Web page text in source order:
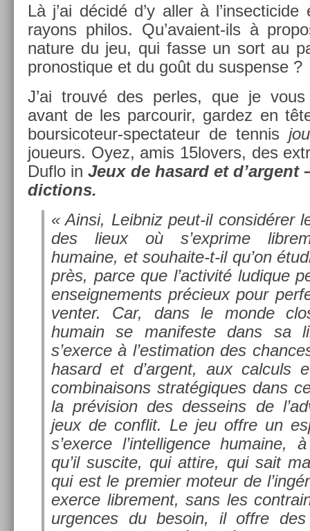
Là j’ai décidé d’y aller à
rayons philos. Qu’avaient-ils à
na­ture du jeu, qui fasse un sort au
pro­nos­tique et du goût du sus­pen­se ?
J’ai trouvé des per­les, que je
avant de les par­courir, gar­dez en
boursicoteur-spectateur de ten­nis
joueurs. Oyez, amis 15lovers, des
Duflo inJeux de hasard et
dic­tions.
« Ainsi, Leib­niz peut-il con­sidér­er
des lieux où s’exprime
humaine, et souhaite-t-il qu’on
près, parce que l’ac­tivité ludique
en­seig­ne­ments précieux pour
vent­er. Car, dans le monde
humain se man­ifes­te dans sa
s’exer­ce à l’es­tima­tion des
hasard et d’ar­gent, aux cal­culs
com­binaisons stratégiques dans
la prévis­ion des de­sseins de
jeux de con­flit. Le jeu offre un
s’exer­ce l’in­tellig­ence humaine,
qu’il sus­cite, qui at­tire, qui sait
qui est le pre­mi­er moteur de
ex­er­ce li­bre­ment, sans les
urg­ences du be­soin, il offre des